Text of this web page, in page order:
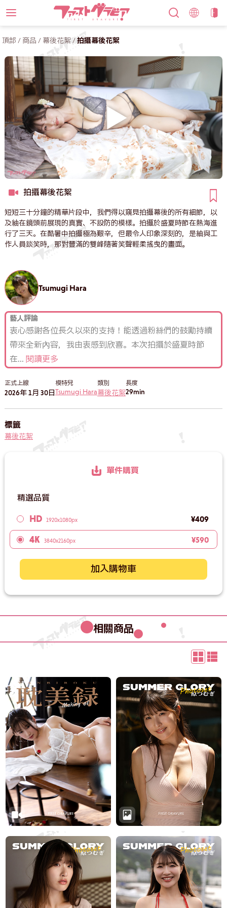
頂部 / 商品 / 幕後花絮 /拍攝幕後花絮
拍攝幕後花絮
短短三十分鐘的精華片段中，我們得以窺見拍攝幕後的所有細節，以
及紬在鏡頭前展現的真實、不設防的模樣。拍攝於盛夏時節在熱海進
行了三天。在酷暑中拍攝極為艱辛，但最令人印象深刻的，是紬與工
作人員談笑時，那對豐滿的雙峰隨著笑聲輕柔搖曳的畫面。
Tsumugi Hara
藝人評論
衷心感謝各位長久以來的支持！能透過粉絲們的鼓勵持續
帶來全新內容，我由衷感到欣喜。本次拍攝於盛夏時節
在... 閱讀更多
正式上線
2026年 1月 30日
模特兒
Tsumugi Hara
類別
幕後花絮
長度
29min
標籤
幕後花絮
單件購買
精選品質
HD 1920x1080px ¥409
4K 3840x2160px ¥590
加入購物車
相關商品